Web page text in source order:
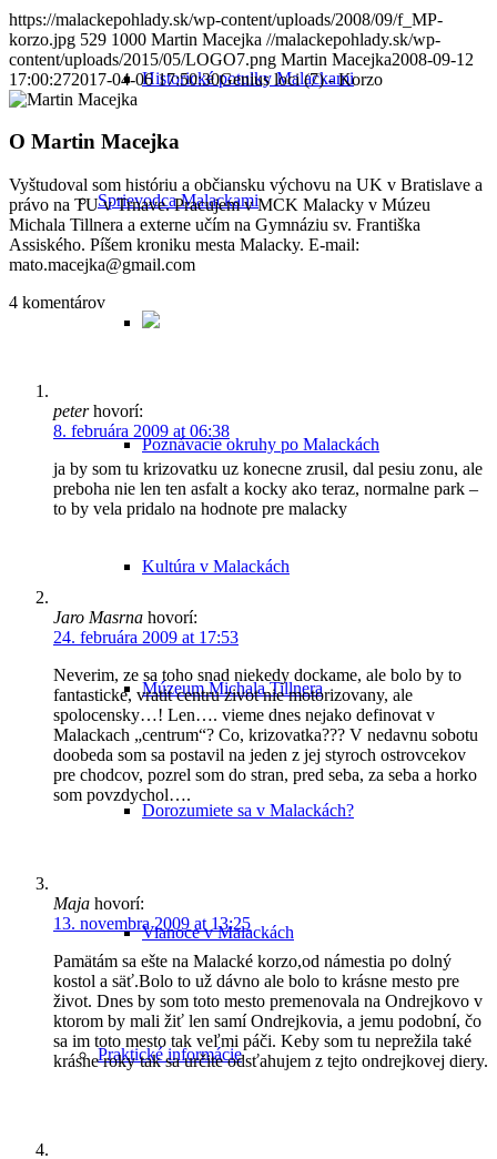
Historické potulky Malackami
Sprievodca Malackami
Poznávacie okruhy po Malackách
Kultúra v Malackách
Múzeum Michala Tillnera
Dorozumiete sa v Malackách?
Vianoce v Malackách
Praktické informácie
https://malackepohlady.sk/wp-content/uploads/2008/09/f_MP-
korzo.jpg 529 1000 Martin Macejka //malackepohlady.sk/wp-
content/uploads/2015/05/LOGO7.png Martin Macejka2008-09-12
17:00:272017-04-06 17:50:30Genius loci (7) - Korzo
O Martin Macejka
Vyštudoval som históriu a občiansku výchovu na UK v Bratislave a
právo na TU v Trnave. Pracujem v MCK Malacky v Múzeu
Michala Tillnera a externe učím na Gymnáziu sv. Františka
Assiského. Píšem kroniku mesta Malacky. E-mail:
mato.macejka@gmail.com
4 komentárov
peter hovorí:
8. februára 2009 at 06:38
ja by som tu krizovatku uz konecne zrusil, dal pesiu zonu, ale
preboha nie len ten asfalt a kocky ako teraz, normalne park –
to by vela pridalo na hodnote pre malacky
Jaro Masrna hovorí:
24. februára 2009 at 17:53
Neverim, ze sa toho snad niekedy dockame, ale bolo by to
fantasticke, vratit centru zivot nie motorizovany, ale
spolocensky…! Len…. vieme dnes nejako definovat v
Malackach „centrum“? Co, krizovatka??? V nedavnu sobotu
doobeda som sa postavil na jeden z jej styroch ostrovcekov
pre chodcov, pozrel som do stran, pred seba, za seba a horko
som povzdychol….
Maja hovorí:
13. novembra 2009 at 13:25
Pamätám sa ešte na Malacké korzo,od námestia po dolný
kostol a säť.Bolo to už dávno ale bolo to krásne mesto pre
život. Dnes by som toto mesto premenovala na Ondrejkovo v
ktorom by mali žiť len samí Ondrejkovia, a jemu podobní, čo
sa im toto mesto tak veľmi páči. Keby som tu neprežila také
krásne roky tak sa určite odsťahujem z tejto ondrejkovej diery.